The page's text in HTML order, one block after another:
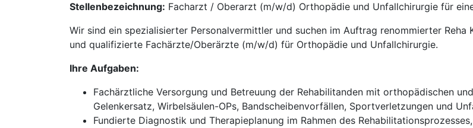
Stellenbezeichnung: Facharzt / Oberarzt (m/w/d) Orthopädie und Unfallchirurgie für
Wir sind ein spezialisierter Personalvermittler und suchen im Auftrag renommierter
und qualifizierte Fachärzte/Oberärzte (m/w/d) für Orthopädie und Unfallchirurgie.
Ihre Aufgaben:
Fachärztliche Versorgung und Betreuung der Rehabilitanden mit orthopädischen
Gelenkersatz, Wirbelsäulen-OPs, Bandscheibenvorfällen, Sportverletzungen und
Fundierte Diagnostik und Therapieplanung im Rahmen des